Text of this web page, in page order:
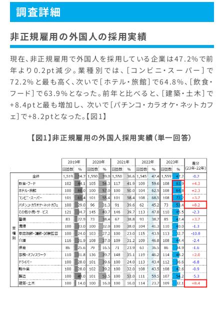
調査詳細
非正規雇用の外国人の採用実績
現在、非正規雇用で外国人を採用している企業は47.2%で前
年より0.2pt減少。業種別では、［コンビニ・スーパー］で
72.2%と最も高く、次いで［ホテル・旅館］で64.8%、［飲食・
フード］で63.9%となった。前年と比べると、［建築・土木］で
+8.4ptと最も増加し、 次いで［パチンコ・カラオケ・ネットカフ
ェ］で+8.2ptとなった。【図1】
【図1】非正規雇用の外国人採用実績（単一回答）